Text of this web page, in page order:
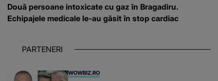
Două persoane intoxicate cu gaz în Bragadiru.
Echipajele medicale le-au găsit în stop cardiac
PARTENERI
WOWBIZ.RO